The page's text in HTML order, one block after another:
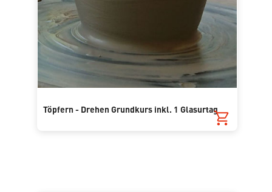
Töpfern - Drehen Grundkurs inkl. 1 Glasurtag